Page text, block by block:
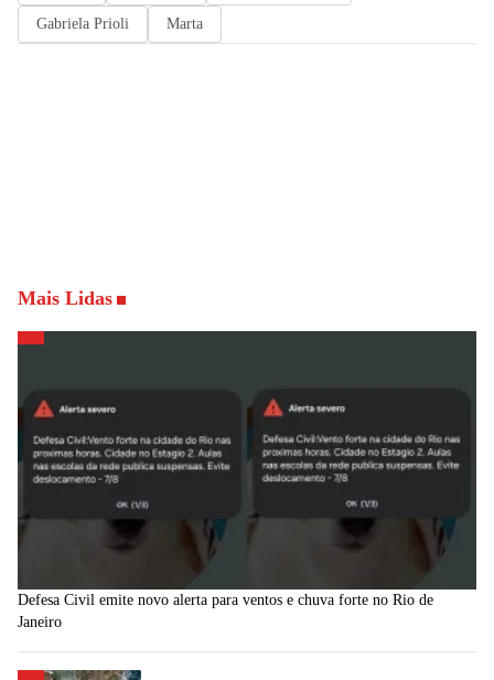
Gabriela Prioli Marta
Mais Lidas
Defesa Civil emite novo alerta para ventos e chuva forte no Rio de
Janeiro